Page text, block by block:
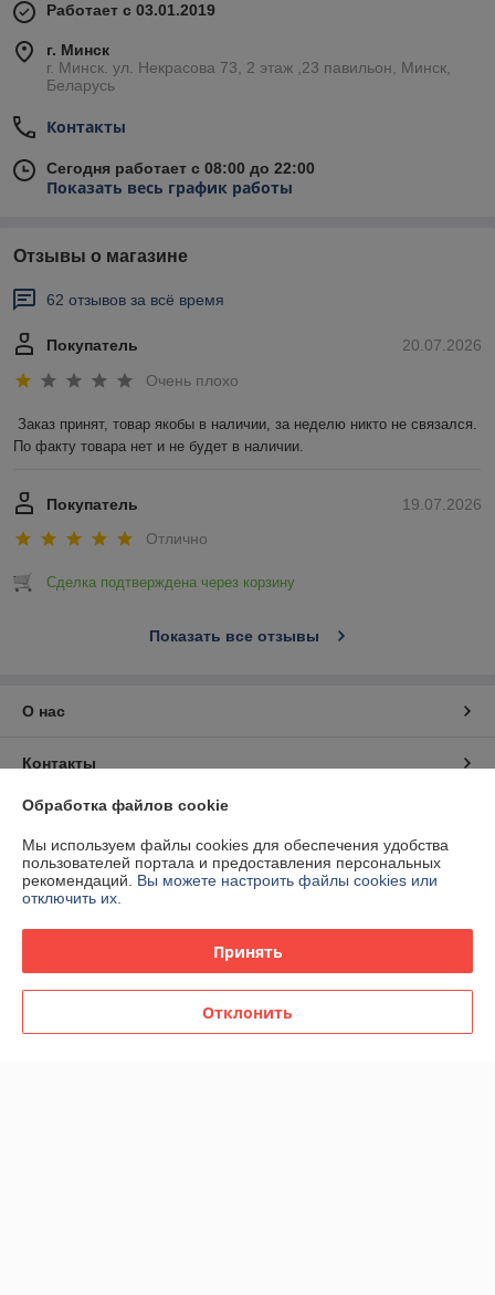
Работает с 03.01.2019
г. Минск
г. Минск. ул. Некрасова 73, 2 этаж ,23 павильон, Минск,
Беларусь
Контакты
Сегодня работает с 08:00 до 22:00
Показать весь график работы
Отзывы о магазине
62 отзывов за всё время
20.07.2026
Покупатель
Очень плохо
Заказ принят, товар якобы в наличии, за неделю никто не связался.
По факту товара нет и не будет в наличии.
19.07.2026
Покупатель
Отлично
Сделка подтверждена через корзину
Показать все отзывы
О нас
Контакты
Доставка и оплата
График работы
Политика обработки cookies
Сайт создан на платформе Deal.by
Обработка файлов cookie
Мы используем файлы cookies для обеспечения удобства
пользователей портала и предоставления персональных
рекомендаций. Вы можете настроить файлы cookies или
отключить их.
Принять
Отклонить